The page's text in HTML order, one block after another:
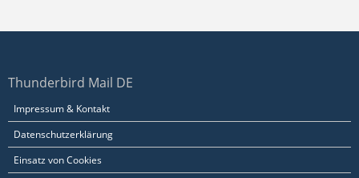
Thunderbird Mail DE
Impressum & Kontakt
Datenschutzerklärung
Einsatz von Cookies